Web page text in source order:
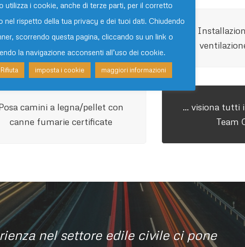
camini a legna/pellet con
canne fumarie certificate
… visiona tutti
Team
nel settore edile civile ci pone
utilizza i cookie, anche di terze parti, per il corretto
nel rispetto della tua privacy e dei tuoi dati. Chiudendo
scorrendo questa pagina, cliccando su un link o
la navigazione acconsenti all’uso dei cookie.
Rifiuta imposta i cookie maggiori informazioni